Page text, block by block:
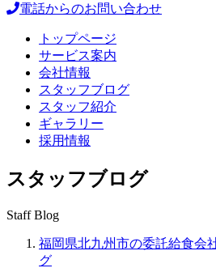
電話からのお問い合わせ
トップページ
サービス案内
会社情報
スタッフブログ
スタッフ紹介
ギャラリー
採用情報
スタッフブログ
Staff Blog
福岡県北九州市の委託給食会
グ